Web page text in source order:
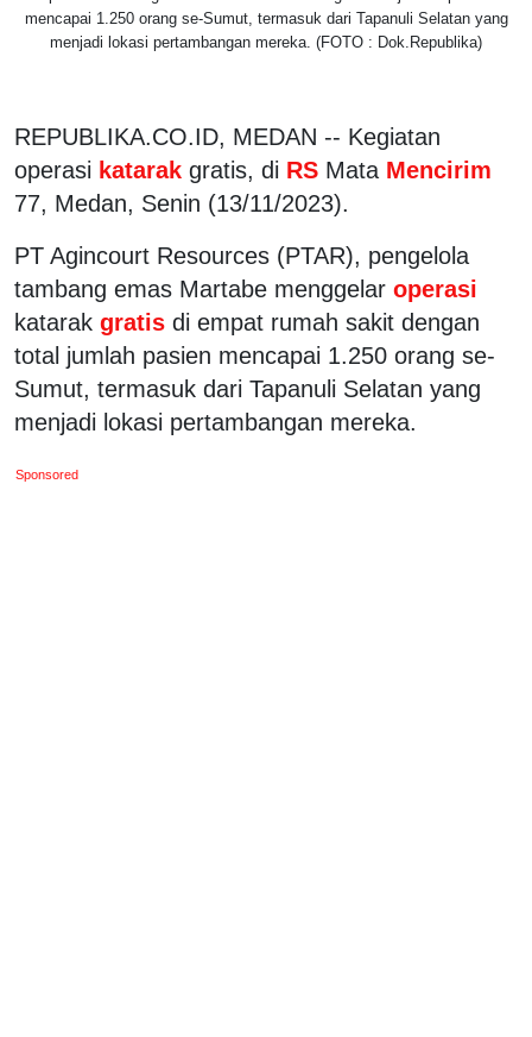
mencapai 1.250 orang se-Sumut, termasuk dari Tapanuli Selatan yang
menjadi lokasi pertambangan mereka. (FOTO : Dok.Republika)
REPUBLIKA.CO.ID, MEDAN -- Kegiatan
operasi katarak gratis, di RS Mata Mencirim
77, Medan, Senin (13/11/2023).
PT Agincourt Resources (PTAR), pengelola
tambang emas Martabe menggelar operasi
katarak gratis di empat rumah sakit dengan
total jumlah pasien mencapai 1.250 orang se-
Sumut, termasuk dari Tapanuli Selatan yang
menjadi lokasi pertambangan mereka.
Sponsored